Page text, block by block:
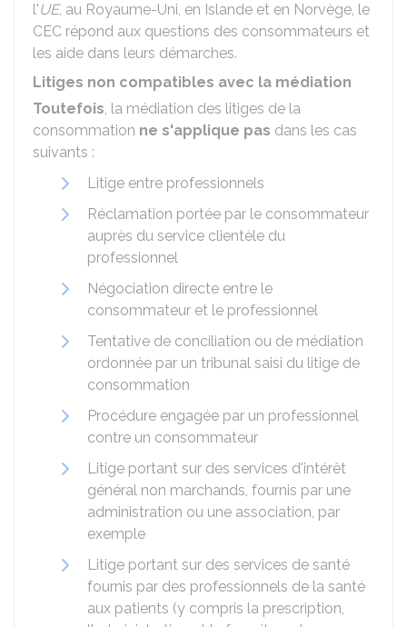
l'UE, au Royaume-Uni, en Islande et en Norvège, le
CEC répond aux questions des consommateurs et
les aide dans leurs démarches.
Litiges non compatibles avec la médiation
Toutefois, la médiation des litiges de la
consommation ne s'applique pas dans les cas
suivants :
Litige entre professionnels
Réclamation portée par le consommateur
auprès du service clientèle du
professionnel
Négociation directe entre le
consommateur et le professionnel
Tentative de conciliation ou de médiation
ordonnée par un tribunal saisi du litige de
consommation
Procédure engagée par un professionnel
contre un consommateur
Litige portant sur des services d'intérêt
général non marchands, fournis par une
administration ou une association, par
exemple
Litige portant sur des services de santé
fournis par des professionnels de la santé
aux patients (y compris la prescription,